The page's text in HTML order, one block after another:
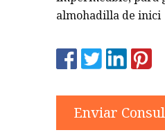
almohadilla de inici
Enviar